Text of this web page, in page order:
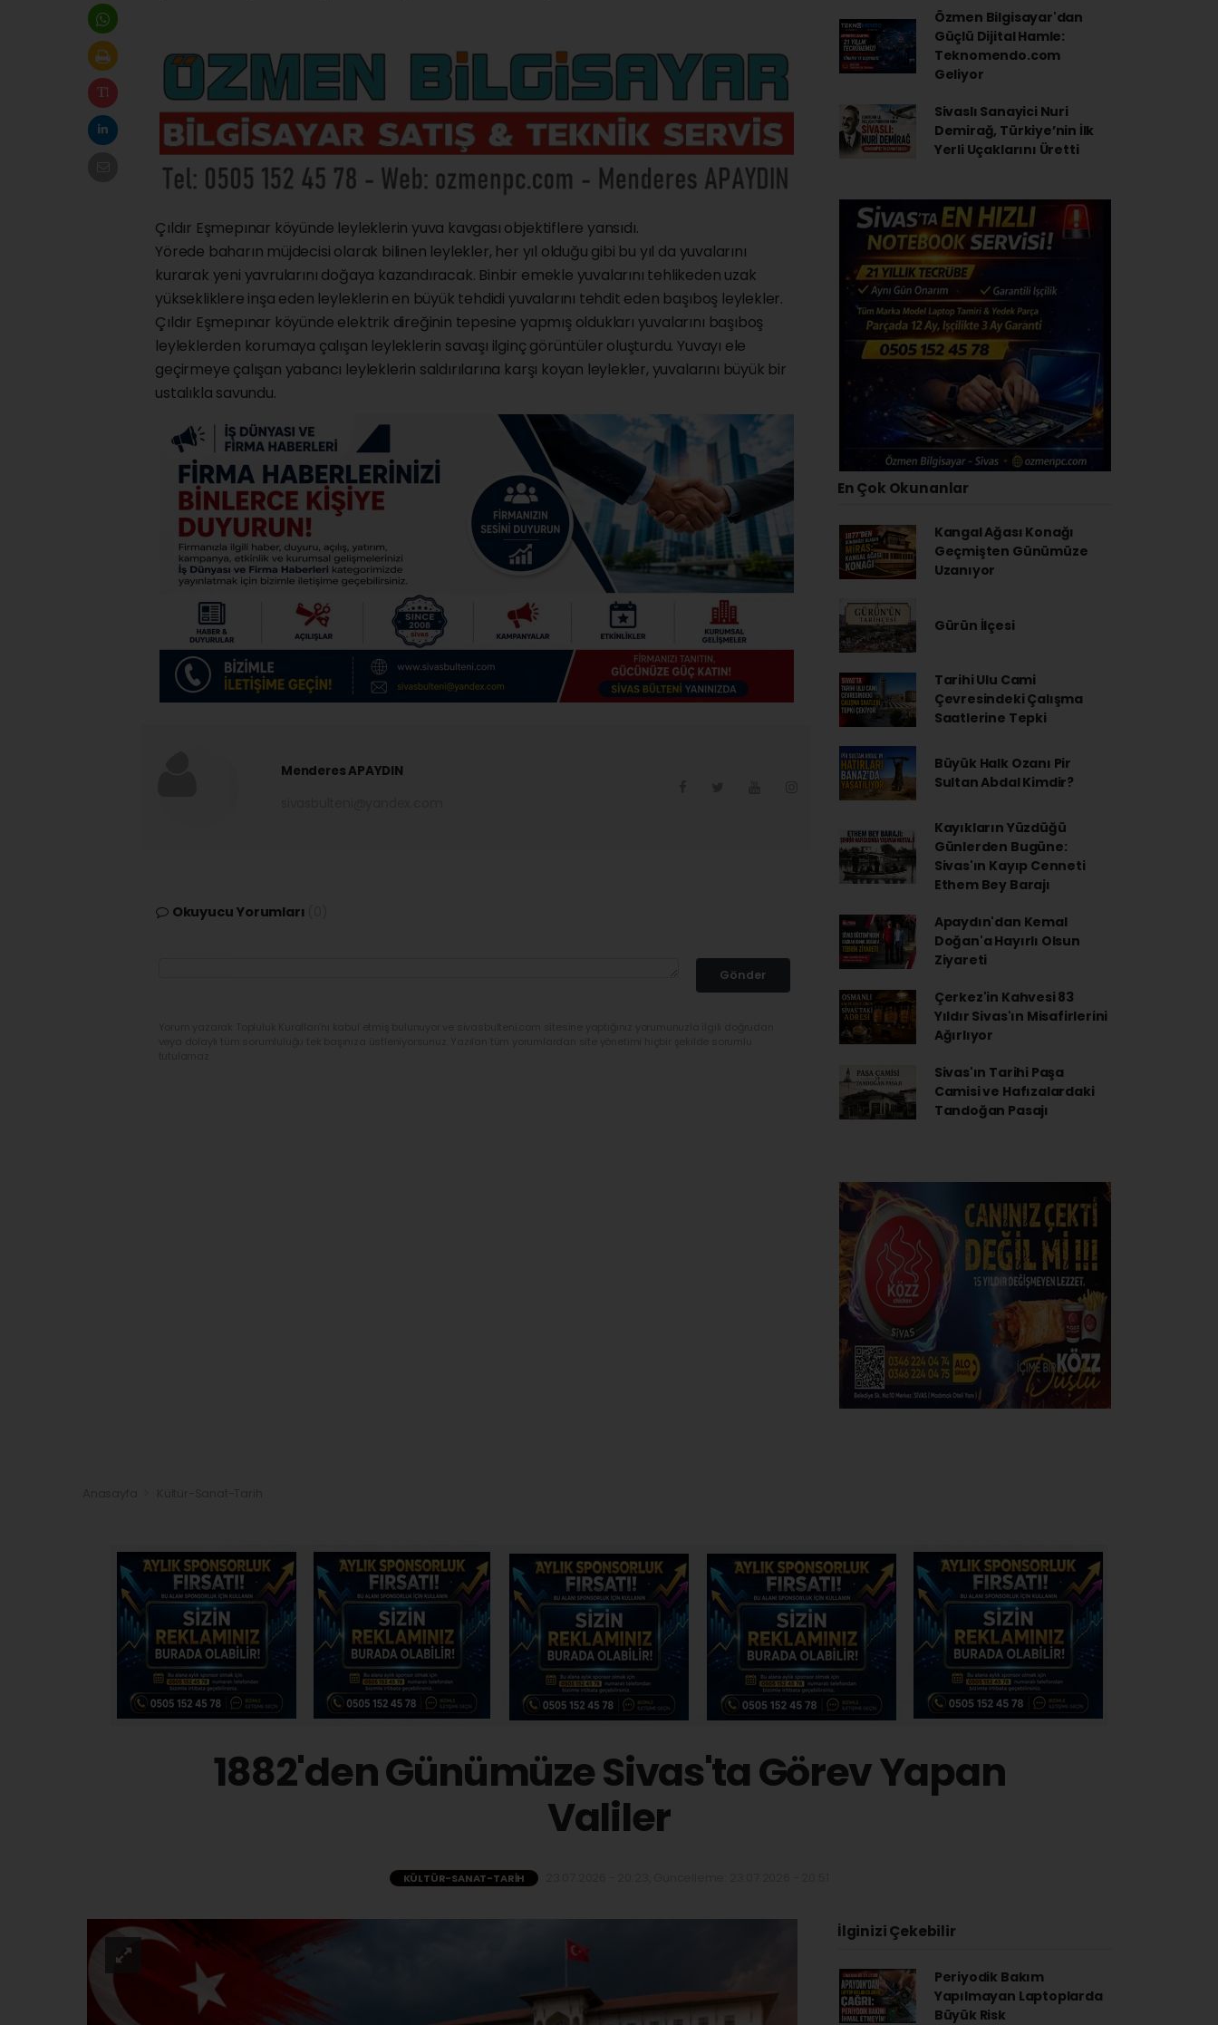
Çıldır Eşmepınar köyünde leyleklerin yuva kavgası objektiflere yansıdı.
Yörede baharın müjdecisi olarak bilinen leylekler, her yıl olduğu gibi bu yıl da yuvalarını
kurarak yeni yavrularını doğaya kazandıracak. Binbir emekle yuvalarını tehlikeden uzak
yüksekliklere inşa eden leyleklerin en büyük tehdidi yuvalarını tehdit eden başıboş leylekler.
Çıldır Eşmepınar köyünde elektrik direğinin tepesine yapmış oldukları yuvalarını başıboş
leyleklerden korumaya çalışan leyleklerin savaşı ilginç görüntüler oluşturdu. Yuvayı ele
geçirmeye çalışan yabancı leyleklerin saldırılarına karşı koyan leylekler, yuvalarını büyük bir
ustalıkla savundu.
Menderes APAYDIN
Okuyucu Yorumları
Gönder
Özmen Bilgisayar'dan
Güçlü Dijital Hamle:
Teknomendo.com
Geliyor
Sivaslı Sanayici Nuri
Demirağ, Türkiye’nin İlk
Yerli Uçaklarını Üretti
En Çok Okunanlar
Kangal Ağası Konağı
Geçmişten Günümüze
Uzanıyor
Gürün İlçesi
Tarihi Ulu Cami
Çevresindeki Çalışma
Saatlerine Tepki
Büyük Halk Ozanı Pir
Sultan Abdal Kimdir?
Kayıkların Yüzdüğü
Günlerden Bugüne:
Sivas'ın Kayıp Cenneti
Ethem Bey Barajı
Apaydın'dan Kemal
Doğan'a Hayırlı Olsun
Ziyareti
Çerkez'in Kahvesi 83
Yıldır Sivas'ın Misafirlerini
Ağırlıyor
Sivas'ın Tarihi Paşa
Camisi ve Hafızalardaki
Tandoğan Pasajı
1882'den Günümüze Sivas'ta Görev Yapan
Valiler
KÜLTÜR-SANAT-TARIH
İlginizi Çekebilir
Periyodik Bakım
Yapılmayan Laptoplarda
Büyük Risk